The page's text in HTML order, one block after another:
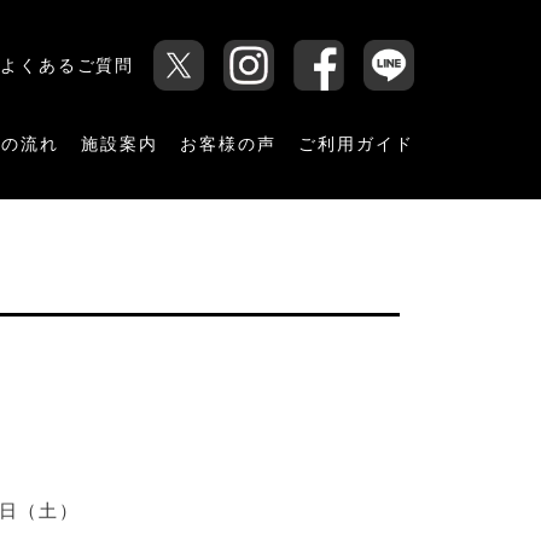
よくあるご質問
流れ 施設案内 お客様の声 ご利用ガイド
（土）